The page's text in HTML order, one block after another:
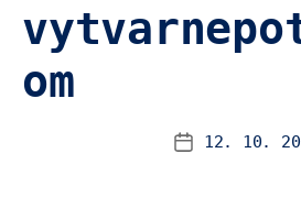
om
Datum12. 10.